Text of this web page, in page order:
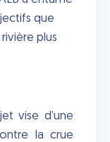
que
plus
vise d’une
la crue